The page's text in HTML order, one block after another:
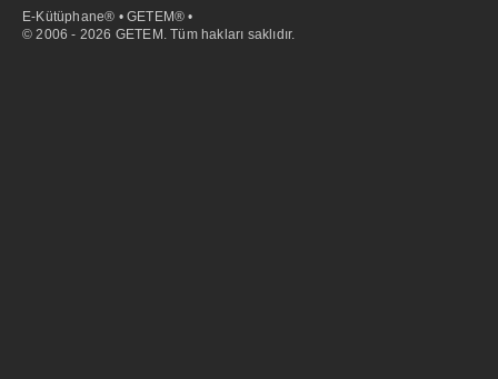
E-Kütüphane® • GETEM® •
© 2006 - 2026 GETEM. Tüm hakları saklıdır.